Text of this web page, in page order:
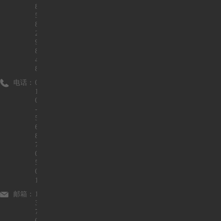
8
5
8
2
9
8
4
8
电话： 0
1
0
-
5
6
8
7
0
5
0
1
邮箱：
1
3
7